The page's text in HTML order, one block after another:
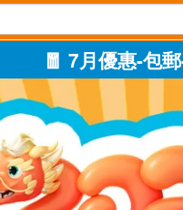
🧧 7月優惠-包